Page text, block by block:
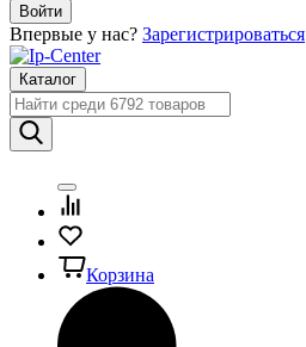
Впервые у нас? Зарегистрироваться
Каталог
Корзина